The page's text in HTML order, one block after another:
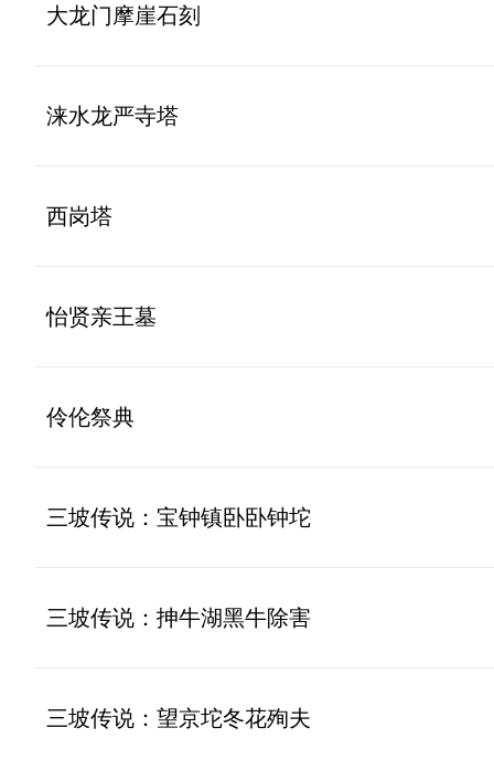
大龙门摩崖石刻
涞水龙严寺塔
西岗塔
怡贤亲王墓
伶伦祭典
三坡传说：宝钟镇卧卧钟坨
三坡传说：抻牛湖黑牛除害
三坡传说：望京坨冬花殉夫